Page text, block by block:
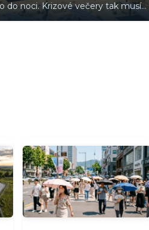
do noci. Krizové večery tak musí